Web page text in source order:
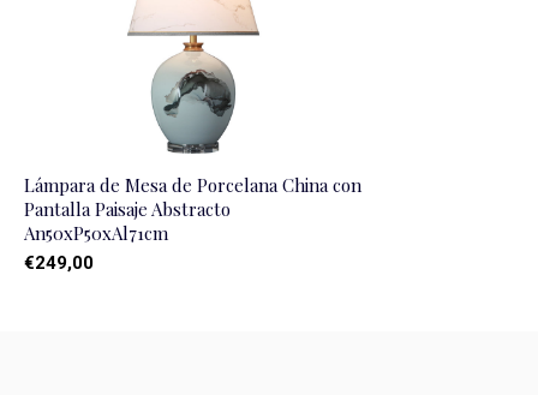
Lámpara de Mesa de Porcelana China con
Pantalla Paisaje Abstracto
An50xP50xAl71cm
€249,00